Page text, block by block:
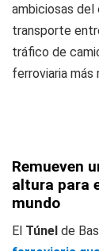
ambiciosas
transporte
tráfico de
ferroviaria
Remueven
altura para
mundo
El Túnel de